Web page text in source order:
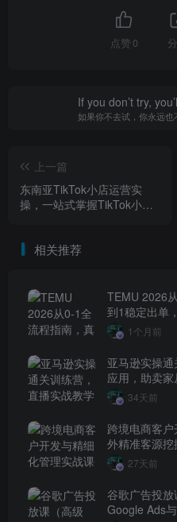
点赞 0
If you don’t try,
如果你不去试，你永远
上一篇
东南亚TikTok小店运营实
操，一站式掌握TikTok小店
相关推荐
TEMU 2026
到1稳定出单
1个月前
亚马逊实操
应用，助卖
7月3日）
34天前
跨境电商客
外精准客源
户分层全流程
27天前
谷歌广告投
Google Ads